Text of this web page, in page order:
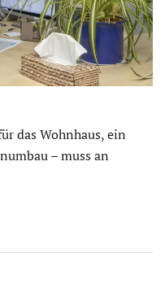
das Wohnhaus, ein
– muss an